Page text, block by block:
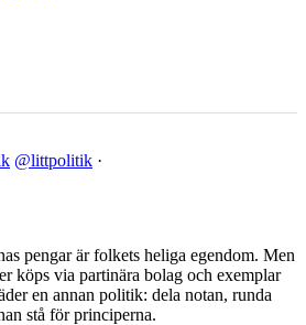
@littpolitik ·
pengar är folkets heliga egendom. Men
köps via partinära bolag och exemplar
en annan politik: dela notan, runda
stå för principerna.